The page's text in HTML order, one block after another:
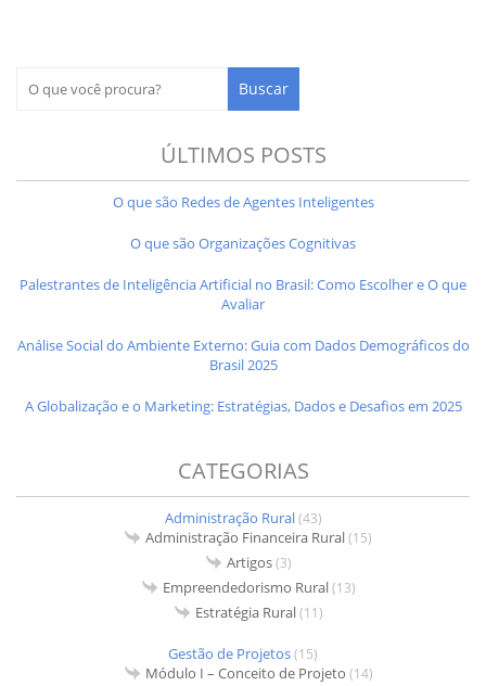
ÚLTIMOS POSTS
O que são Redes de Agentes Inteligentes
O que são Organizações Cognitivas
Palestrantes de Inteligência Artificial no Brasil: Como Escolher e O que
Avaliar
Análise Social do Ambiente Externo: Guia com Dados Demográficos do
Brasil 2025
A Globalização e o Marketing: Estratégias, Dados e Desafios em 2025
CATEGORIAS
Administração Rural(43)
Administração Financeira Rural(15)
Artigos(3)
Empreendedorismo Rural(13)
Estratégia Rural(11)
Gestão de Projetos(15)
Módulo I – Conceito de Projeto (14)